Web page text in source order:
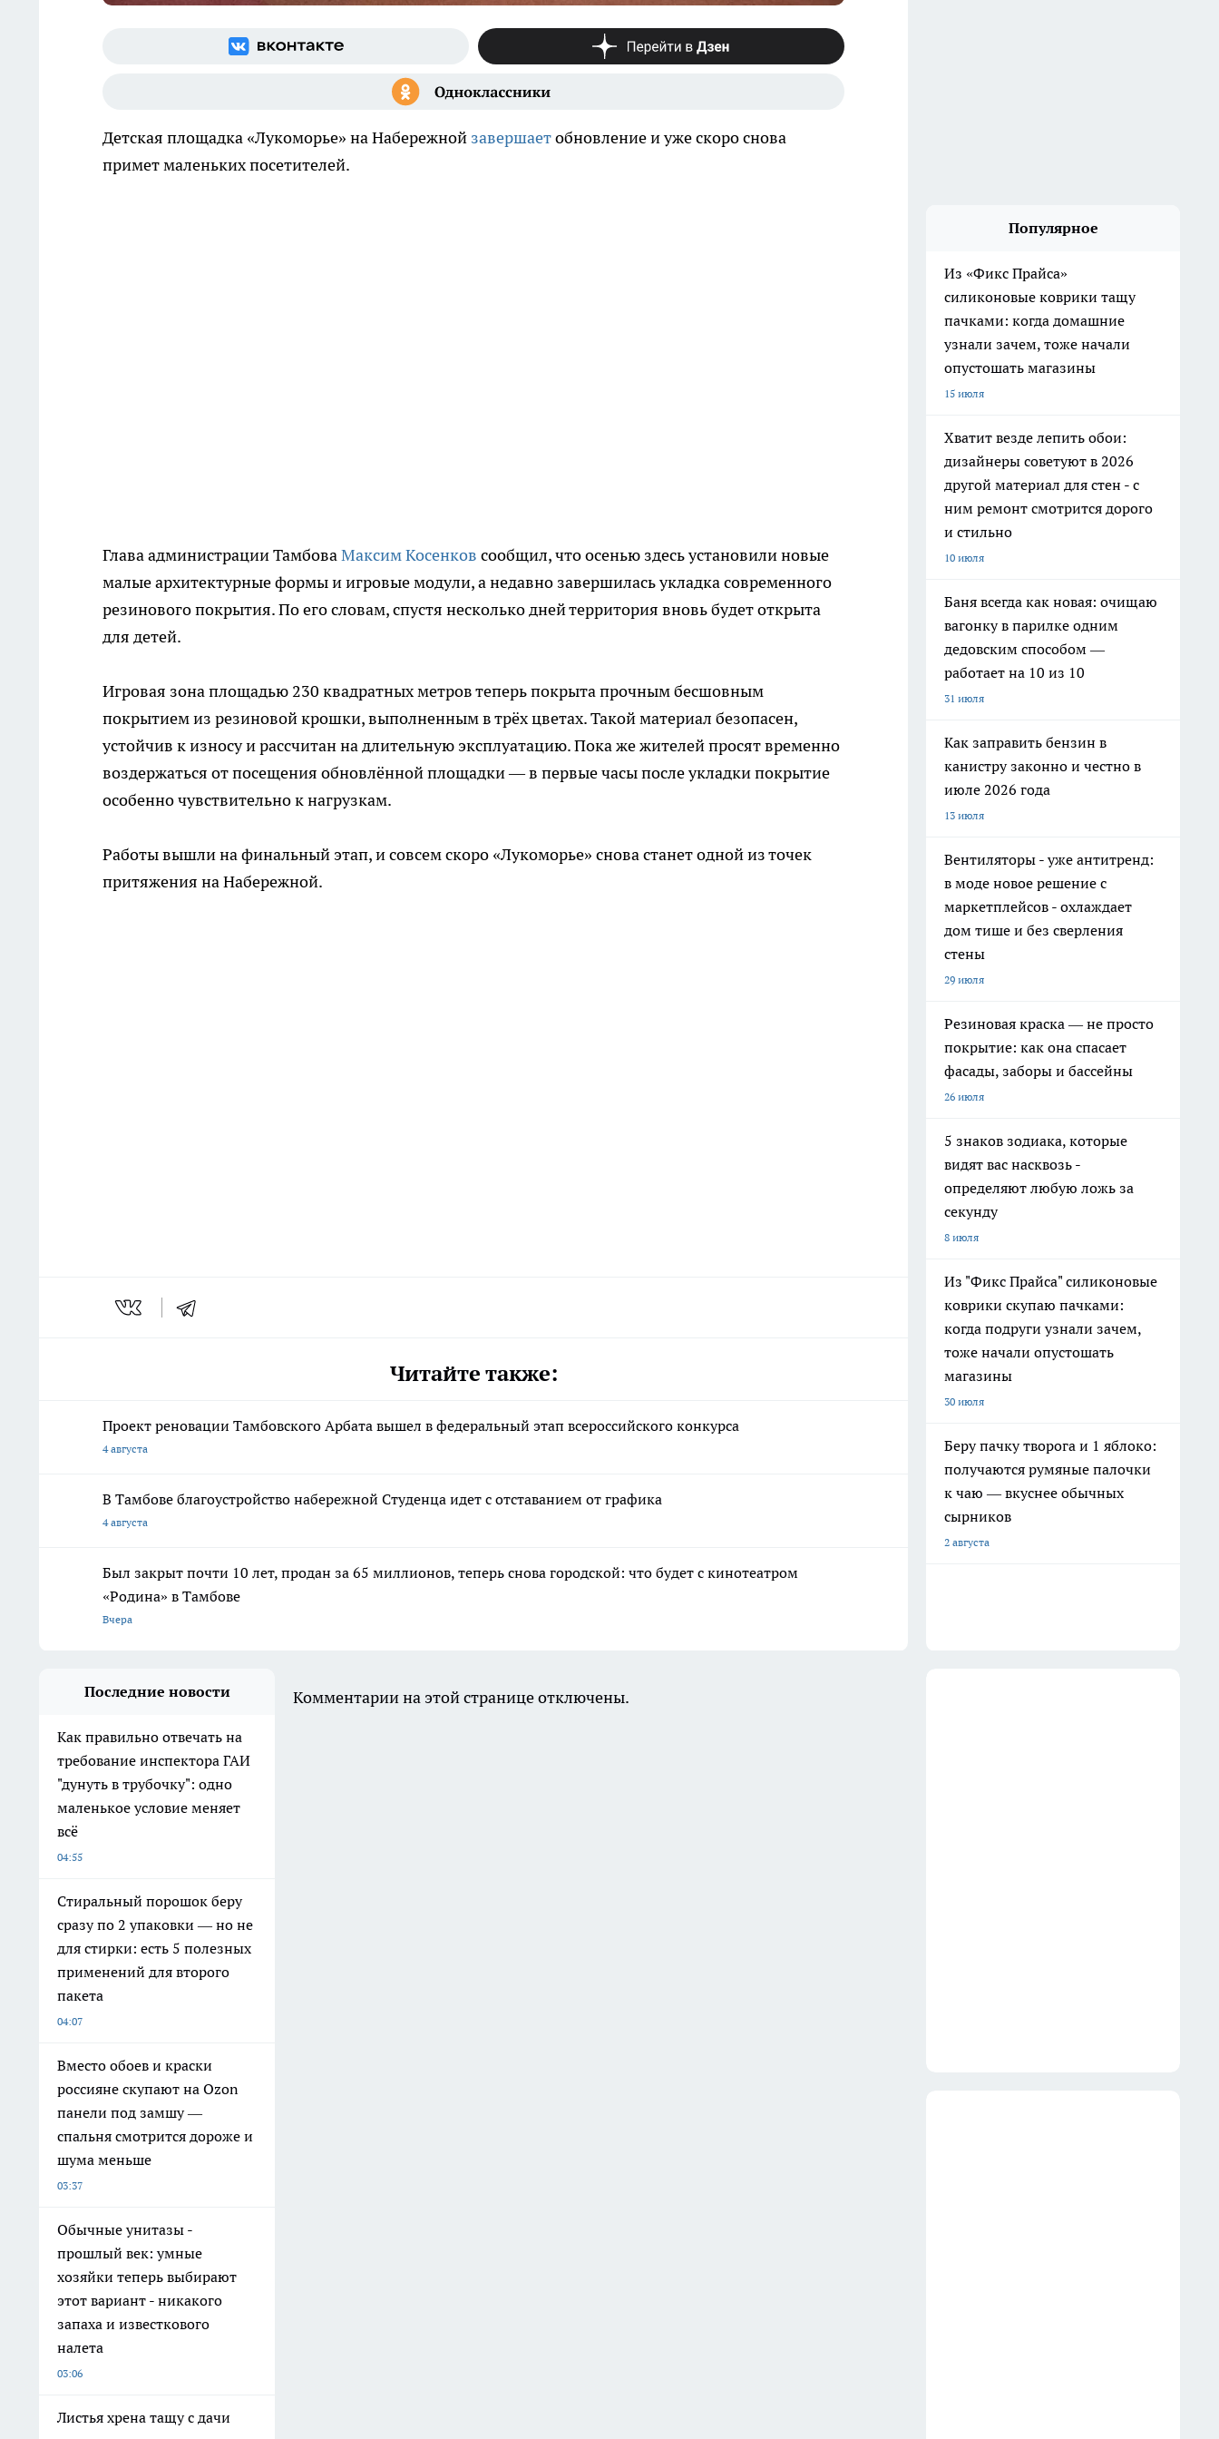
Детская площадка «Лукоморье» на Набережной завершаетобновление и уже скоро снова
примет маленьких посетителей.
Глава администрации ТамбоваМаксим Косенков сообщил, что осенью здесь установили новые
малые архитектурные формы и игровые модули, а недавно завершилась укладка современного
резинового покрытия. По его словам, спустя несколько дней территория вновь будет открыта
для детей.
Игровая зона площадью 230 квадратных метров теперь покрыта прочным бесшовным
покрытием из резиновой крошки, выполненным в трёх цветах. Такой материал безопасен,
устойчив к износу и рассчитан на длительную эксплуатацию. Пока же жителей просят временно
воздержаться от посещения обновлённой площадки — в первые часы после укладки покрытие
особенно чувствительно к нагрузкам.
Работы вышли на финальный этап, и совсем скоро «Лукоморье» снова станет одной из точек
притяжения на Набережной.
Читайте также:
Проект реновации Тамбовского Арбата вышел в федеральный этап всероссийского конкурса
4 августа
В Тамбове благоустройство набережной Студенца идет с отставанием от графика
4 августа
Был закрыт почти 10 лет, продан за 65 миллионов, теперь снова городской: что будет с кинотеатром
«Родина» в Тамбове
Вчера
Популярное
Из «Фикс Прайса»
силиконовые коврики тащу
пачками: когда домашние
узнали зачем, тоже начали
опустошать магазины
15 июля
Хватит везде лепить обои:
дизайнеры советуют в 2026
другой материал для стен - с
ним ремонт смотрится дорого
и стильно
10 июля
Баня всегда как новая: очищаю
вагонку в парилке одним
дедовским способом —
работает на 10 из 10
31 июля
Как заправить бензин в
канистру законно и честно в
июле 2026 года
13 июля
Вентиляторы - уже антитренд:
в моде новое решение с
маркетплейсов - охлаждает
дом тише и без сверления
стены
29 июля
Резиновая краска — не просто
покрытие: как она спасает
фасады, заборы и бассейны
26 июля
5 знаков зодиака, которые
видят вас насквозь -
определяют любую ложь за
секунду
8 июля
Из "Фикс Прайса" силиконовые
коврики скупаю пачками:
когда подруги узнали зачем,
тоже начали опустошать
магазины
30 июля
Беру пачку творога и 1 яблоко:
получаются румяные палочки
к чаю — вкуснее обычных
сырников
2 августа
Последние новости
Как правильно отвечать на
требование инспектора ГАИ
"дунуть в трубочку": одно
маленькое условие меняет
всё
04:55
Стиральный порошок беру
сразу по 2 упаковки — но не
для стирки: есть 5 полезных
применений для второго
пакета
04:07
Вместо обоев и краски
россияне скупают на Ozon
панели под замшу —
спальня смотрится дороже и
шума меньше
03:37
Обычные унитазы -
прошлый век: умные
хозяйки теперь выбирают
этот вариант - никакого
запаха и известкового
налета
03:06
Листья хрена тащу с дачи
Комментарии на этой странице отключены.